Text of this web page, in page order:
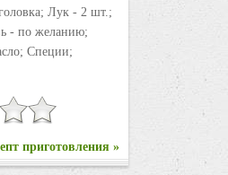
Лук - 2 шт.;
- по желанию;
Специи;
приготовления »